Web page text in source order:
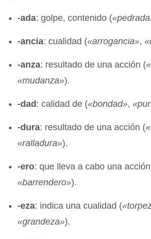
-ada: golpe, contenido («
-ancia: cualidad («arrogancia»,«
-anza: resultado de una acción («
«mudanza»).
-dad: calidad de («bondad»,«
-dura: resultado de una acción («
«ralladura»).
-ero: que lleva a cabo una
«barrendero»).
-eza: indica una cualidad («
«grandeza»).